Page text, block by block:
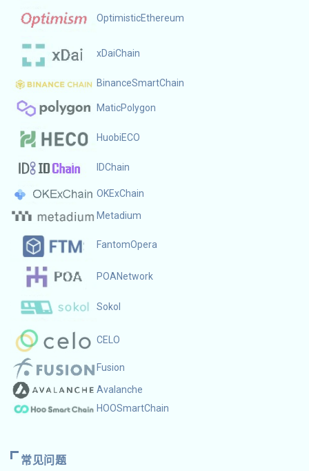
OptimisticEthereum
xDaiChain
BinanceSmartChain
MaticPolygon
HuobiECO
IDChain
OKExChain
Metadium
FantomOpera
POANetwork
Sokol
CELO
Fusion
Avalanche
HOOSmartChain
常见问题